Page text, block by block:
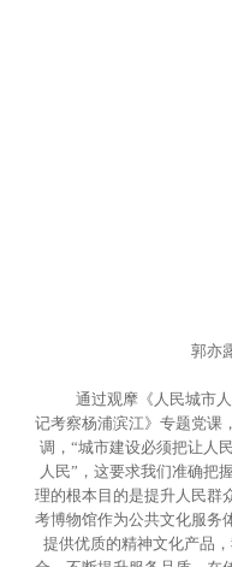
郭亦
通过观摩《人民城市
记考察杨浦滨江》专题党课
调，“城市建设必须把让人
人民”，这要求我们准确把
理的根本目的是提升人民群
考博物馆作为公共文化服务
提供优质的精神文化产品